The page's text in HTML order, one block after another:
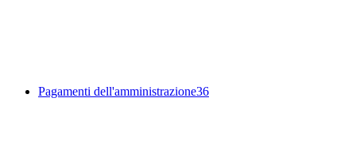
Pagamenti dell'amministrazione36